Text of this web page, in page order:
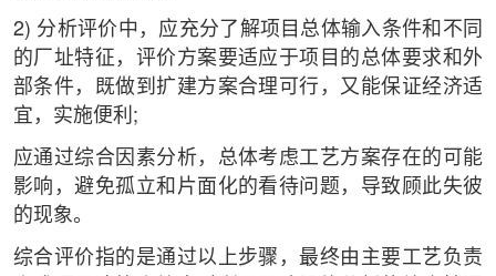
2) 分析评价中，应充分了解项目总体输入条件和不同
的厂址特征，评价方案要适应于项目的总体要求和外
部条件，既做到扩建方案合理可行，又能保证经济适
宜，实施便利;
应通过综合因素分析，总体考虑工艺方案存在的可能
影响，避免孤立和片面化的看待问题，导致顾此失彼
的现象。
综合评价指的是通过以上步骤，最终由主要工艺负责